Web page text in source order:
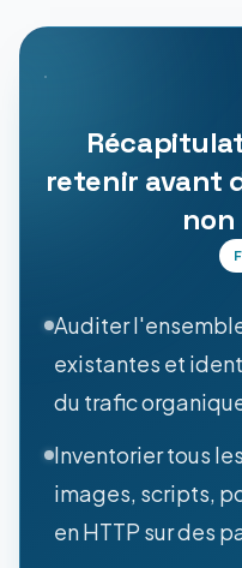
retenir avant
non
Auditer
existantes et
du trafic
Inventorier tous
images, scripts,
en HTTP sur des